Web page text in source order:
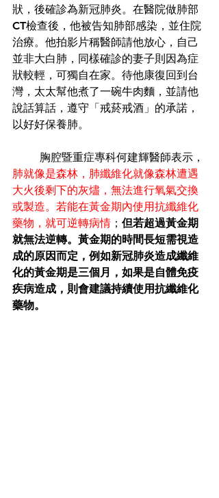
狀，後確診為新冠肺炎。在醫院做肺部
CT檢查後，他被告知肺部感染，並住院
治療。他拍影片稱醫師請他放心，自己
並非大白肺，同樣確診的妻子則因為症
狀較輕，可獨自在家。待他康復回到台
灣，太太幫他煮了一碗牛肉麵，並請他
說話算話，遵守「戒菸戒酒」的承諾，
以好好保養肺。
	胸腔暨重症專科何建輝醫師表示，
肺就像是森林，肺纖維化就像森林遭遇
大火後剩下的灰燼，無法進行氧氣交換
或製造。若能在黃金期內使用抗纖維化
藥物，就可逆轉病情 ； 但若超過黃金期
就無法逆轉。黃金期的時間長短需視造
成的原因而定，例如新冠肺炎造成纖維
化的黃金期是三個月，如果是自體免疫
疾病造成，則會建議持續使用抗纖維化
藥物。